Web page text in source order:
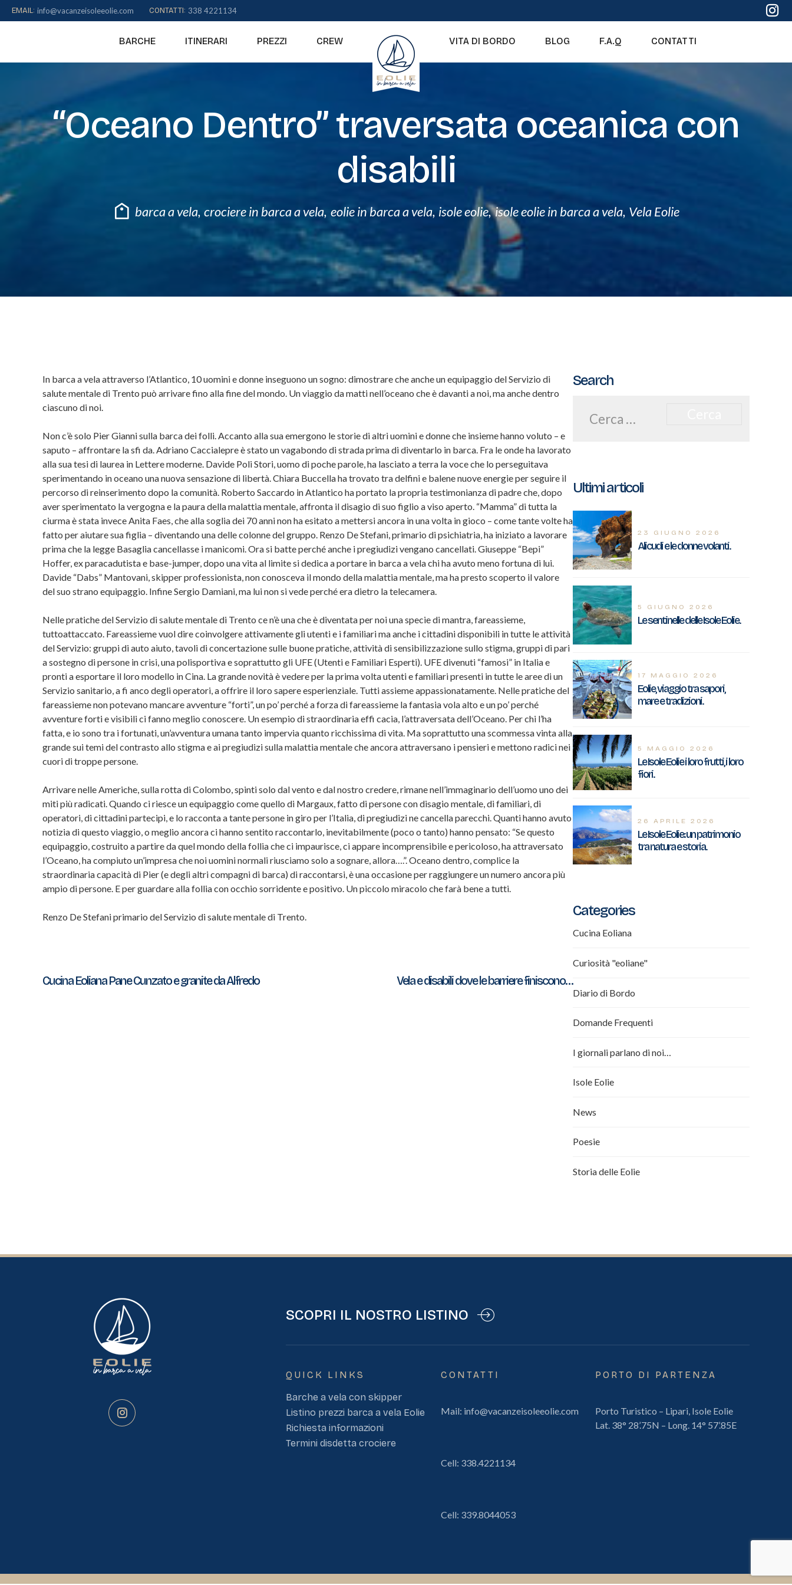
content
EMAIL: info@vacanzeisoleeolie.com CONTATTI: 338 4221134
BARCHE ITINERARI PREZZI CREW VITA DI BORDO BLOG F.A.Q CONTATTI
“Oceano Dentro” traversata oceanica con
disabili
barca a vela, crociere in barca a vela, eolie in barca a vela, isole eolie, isole eolie in barca a vela, Vela Eolie
In barca a vela attraverso l’Atlantico, 10 uomini e donne inseguono un sogno: dimostrare che anche un equipaggio del Servizio di
salute mentale di Trento può arrivare fino alla fine del mondo. Un viaggio da matti nell’oceano che è davanti a noi, ma anche dentro
ciascuno di noi.
Non c’è solo Pier Gianni sulla barca dei folli. Accanto alla sua emergono le storie di altri uomini e donne che insieme hanno voluto – e
saputo – affrontare la sfi da. Adriano Caccialepre è stato un vagabondo di strada prima di diventarlo in barca. Fra le onde ha lavorato
alla sua tesi di laurea in Lettere moderne. Davide Poli Stori, uomo di poche parole, ha lasciato a terra la voce che lo perseguitava
sperimentando in oceano una nuova sensazione di libertà. Chiara Buccella ha trovato tra delfini e balene nuove energie per seguire il
percorso di reinserimento dopo la comunità. Roberto Saccardo in Atlantico ha portato la propria testimonianza di padre che, dopo
aver sperimentato la vergogna e la paura della malattia mentale, affronta il disagio di suo figlio a viso aperto. “Mamma” di tutta la
ciurma è stata invece Anita Faes, che alla soglia dei 70 anni non ha esitato a mettersi ancora in una volta in gioco – come tante volte ha
fatto per aiutare sua figlia – diventando una delle colonne del gruppo. Renzo De Stefani, primario di psichiatria, ha iniziato a lavorare
prima che la legge Basaglia cancellasse i manicomi. Ora si batte perché anche i pregiudizi vengano cancellati. Giuseppe “Bepi”
Hoffer, ex paracadutista e base-jumper, dopo una vita al limite si dedica a portare in barca a vela chi ha avuto meno fortuna di lui.
Davide “Dabs” Mantovani, skipper professionista, non conosceva il mondo della malattia mentale, ma ha presto scoperto il valore
del suo strano equipaggio. Infine Sergio Damiani, ma lui non si vede perché era dietro la telecamera.
Nelle pratiche del Servizio di salute mentale di Trento ce n’è una che è diventata per noi una specie di mantra, fareassieme,
tuttoattaccato. Fareassieme vuol dire coinvolgere attivamente gli utenti e i familiari ma anche i cittadini disponibili in tutte le attività
del Servizio: gruppi di auto aiuto, tavoli di concertazione sulle buone pratiche, attività di sensibilizzazione sullo stigma, gruppi di pari
a sostegno di persone in crisi, una polisportiva e soprattutto gli UFE (Utenti e Familiari Esperti). UFE divenuti “famosi” in Italia e
pronti a esportare il loro modello in Cina. La grande novità è vedere per la prima volta utenti e familiari presenti in tutte le aree di un
Servizio sanitario, a fi anco degli operatori, a offrire il loro sapere esperienziale. Tutti assieme appassionatamente. Nelle pratiche del
fareassieme non potevano mancare avventure “forti”, un po’ perché a forza di fareassieme la fantasia vola alto e un po’ perché
avventure forti e visibili ci fanno meglio conoscere. Un esempio di straordinaria effi cacia, l’attraversata dell’Oceano. Per chi l’ha
fatta, e io sono tra i fortunati, un’avventura umana tanto impervia quanto ricchissima di vita. Ma soprattutto una scommessa vinta alla
grande sui temi del contrasto allo stigma e ai pregiudizi sulla malattia mentale che ancora attraversano i pensieri e mettono radici nei
cuori di troppe persone.
Arrivare nelle Americhe, sulla rotta di Colombo, spinti solo dal vento e dal nostro credere, rimane nell’immaginario dell’uomo uno dei
miti più radicati. Quando ci riesce un equipaggio come quello di Margaux, fatto di persone con disagio mentale, di familiari, di
operatori, di cittadini partecipi, e lo racconta a tante persone in giro per l’Italia, di pregiudizi ne cancella parecchi. Quanti hanno avuto
notizia di questo viaggio, o meglio ancora ci hanno sentito raccontarlo, inevitabilmente (poco o tanto) hanno pensato: “Se questo
equipaggio, costruito a partire da quel mondo della follia che ci impaurisce, ci appare incomprensibile e pericoloso, ha attraversato
l’Oceano, ha compiuto un’impresa che noi uomini normali riusciamo solo a sognare, allora….”. Oceano dentro, complice la
straordinaria capacità di Pier (e degli altri compagni di barca) di raccontarsi, è una occasione per raggiungere un numero ancora più
ampio di persone. E per guardare alla follia con occhio sorridente e positivo. Un piccolo miracolo che farà bene a tutti.
Renzo De Stefani primario del Servizio di salute mentale di Trento.
articoli
Cucina Eoliana Pane Cunzato e granite da Alfredo Vela e disabili dove le barriere finiscono…
Search
Ultimi articoli
23 GIUGNO 2026
Alicudi e le donne volanti.
5 GIUGNO 2026
Le sentinelle delle Isole Eolie.
17 MAGGIO 2026
Eolie, viaggio tra sapori,
mare e tradizioni.
5 MAGGIO 2026
Le Isole Eolie i loro frutti, i loro
fiori.
26 APRILE 2026
Le Isole Eolie: un patrimonio
tra natura e storia.
Categories
Cucina Eoliana
Curiosità "eoliane"
Diario di Bordo
Domande Frequenti
I giornali parlano di noi…
Isole Eolie
News
Poesie
Storia delle Eolie
SCOPRI IL NOSTRO LISTINO
QUICK LINKS
Barche a vela con skipper
Listino prezzi barca a vela Eolie
Richiesta informazioni
Termini disdetta crociere
CONTATTI
Mail: info@vacanzeisoleeolie.com
Cell: 338.4221134
Cell: 339.8044053
PORTO DI PARTENZA
Porto Turistico – Lipari, Isole Eolie
Lat. 38° 28’.75N – Long. 14° 57’.85E